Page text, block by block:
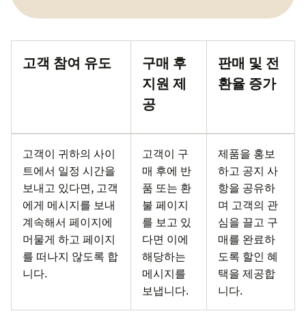
고객 참여 유도
구매 후
지원 제
공
판매 및 전
환율 증가
고객이 귀하의 사이
트에서 일정 시간을
보내고 있다면, 고객
에게 메시지를 보내
계속해서 페이지에
머물게 하고 페이지
를 떠나지 않도록 합
니다.
고객이 구
매 후에 반
품 또는 환
불 페이지
를 보고 있
다면 이에
해당하는
메시지를
보냅니다.
제품을 홍보
하고 공지 사
항을 공유하
며 고객의 관
심을 끌고 구
매를 완료하
도록 할인 혜
택을 제공합
니다.